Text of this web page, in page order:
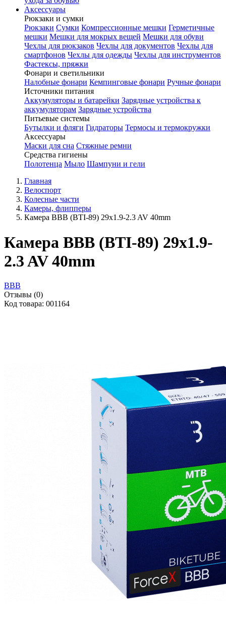
Аксессуары
Рюкзаки и сумки
Рюкзаки Сумки Компрессионные мешки Герметичные
мешки Мешки для мокрых вещей Мешки для обуви
Чехлы для рюкзаков Чехлы для документов Чехлы для
смартфонов Чехлы для одежды Чехлы для инструментов
Фастексы, пряжки
Фонари и светильники
Налобные фонари Кемпинговые фонари Ручные фонари
Источники питания
Аккумуляторы и батарейки Зарядные устройства к
аккумуляторам Зарядные устройства
Питьевые системы
Бутылки и фляги Гидраторы Термосы и термокружки
Аксессуары
Маски для сна Стяжные ремни
Средства гигиены
Полотенца Мыло Шампуни и гели
Главная
Велоспорт
Колесные части
Камеры, флипперы
Камера ВВВ (BTI-89) 29x1.9-2.3 AV 40mm
Камера ВВВ (BTI-89) 29x1.9-
2.3 AV 40mm
BBB
Отзывы (0)
Код товара: 001164